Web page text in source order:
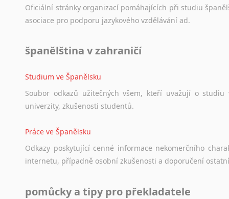
Oficiální stránky organizací pomáhajících při studiu
asociace pro podporu jazykového vzdělávání ad.
španělština v zahraničí
Studium ve Španělsku
Soubor odkazů užitečných všem, kteří uvažují o studiu
univerzity, zkušenosti studentů.
Práce ve Španělsku
Odkazy poskytující cenné informace nekomerčního
internetu, případně osobní zkušenosti a doporučení
pomůcky a tipy pro překladatele